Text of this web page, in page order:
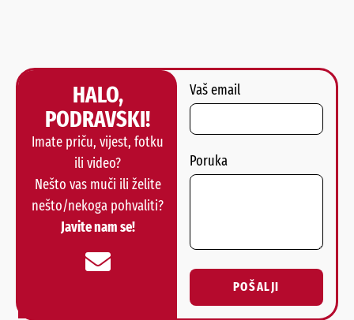
HALO,
PODRAVSKI!
Imate priču, vijest, fotku
ili video?
Nešto vas muči ili želite
nešto/nekoga pohvaliti?
Javite nam se!
Vaš email
Poruka
POŠALJI